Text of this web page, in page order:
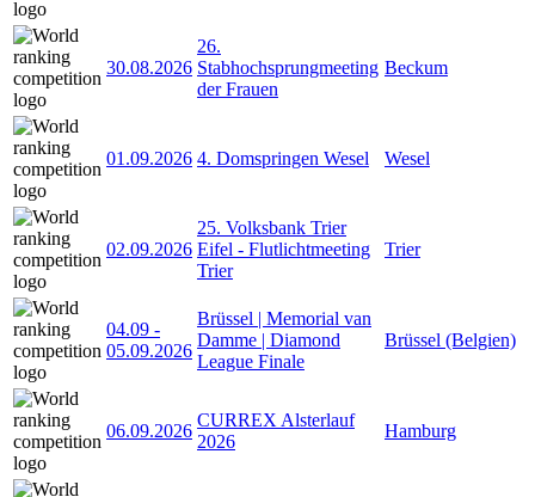
30.08.2026
26.
Stabhochsprungmeeting
der Frauen
Beckum
01.09.2026 4. Domspringen Wesel Wesel
02.09.2026
25. Volksbank Trier
Eifel - Flutlichtmeeting
Trier
Trier
04.09 -
05.09.2026
Brüssel | Memorial van
Damme | Diamond
League Finale
Brüssel (Belgien)
06.09.2026
CURREX Alsterlauf
2026
Hamburg